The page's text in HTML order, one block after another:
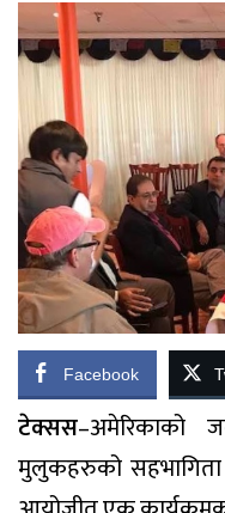
Facebook
टेक्सस–अमेरिकाको
मुलुकहरुको